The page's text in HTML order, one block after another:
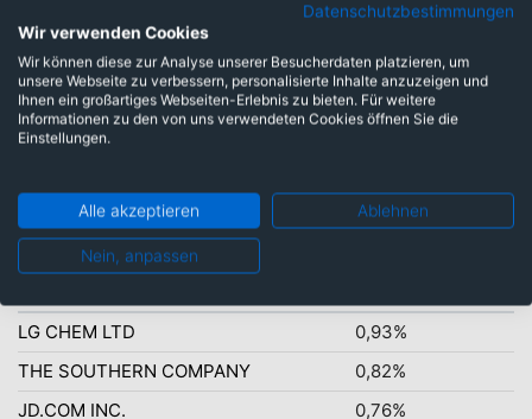
kein Rating: 53,62%
hohe Bonität: 12,02%
LG CHEM LTD
0,93%
THE SOUTHERN COMPANY
0,82%
JD.COM INC.
0,76%
Datenschutzbestimmungen
Wir verwenden Cookies
Wir können diese zur Analyse unserer Besucherdaten platzieren, um
unsere Webseite zu verbessern, personalisierte Inhalte anzuzeigen und
Ihnen ein großartiges Webseiten-Erlebnis zu bieten. Für weitere
Informationen zu den von uns verwendeten Cookies öffnen Sie die
Einstellungen.
Alle akzeptieren Ablehnen
Nein, anpassen